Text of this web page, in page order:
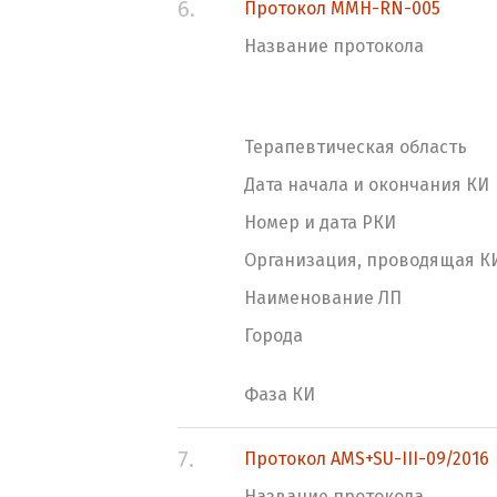
6.
Протокол MMH-RN-005
Название протокола
Терапевтическая область
Дата начала и окончания КИ
Номер и дата РКИ
Организация, проводящая
Наименование ЛП
Города
Фаза КИ
7.
Протокол AMS+SU-III-09/2016